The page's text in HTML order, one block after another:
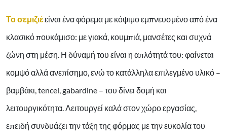
Το σεμιζιέείναι ένα φόρεμα με κόψιμο εμπνευσμένο από ένα
κλασικό πουκάμισο: με γιακά, κουμπιά, μανσέτες και συχνά
ζώνη στη μέση. Η δύναμή του είναι η απλότητά του: φαίνεται
κομψό αλλά ανεπίσημο, ενώ το κατάλληλα επιλεγμένο υλικό –
βαμβάκι, tencel, gabardine – του δίνει δομή και
λειτουργικότητα. Λειτουργεί καλά στον χώρο εργασίας,
επειδή συνδυάζει την τάξη της φόρμας με την ευκολία του